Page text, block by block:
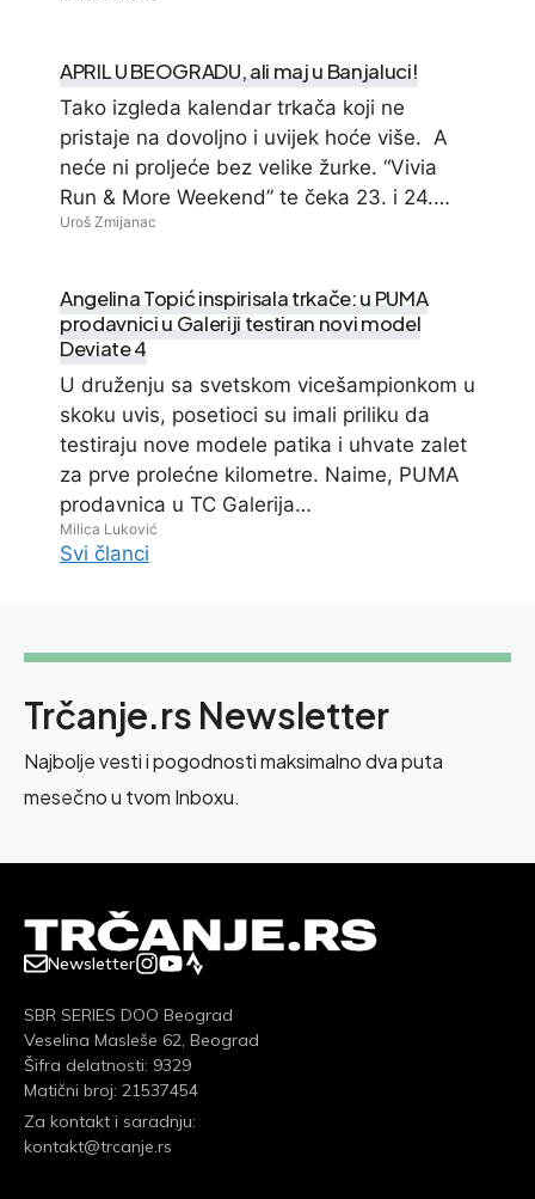
APRIL U BEOGRADU, ali maj u Banjaluci!
Tako izgleda kalendar trkača koji ne
pristaje na dovoljno i uvijek hoće više. A
neće ni proljeće bez velike žurke. “Vivia
Run & More Weekend” te čeka 23. i 24.…
Uroš Zmijanac
Angelina Topić inspirisala trkače: u PUMA
prodavnici u Galeriji testiran novi model
Deviate 4
U druženju sa svetskom vicešampionkom u
skoku uvis, posetioci su imali priliku da
testiraju nove modele patika i uhvate zalet
za prve prolećne kilometre. Naime, PUMA
prodavnica u TC Galerija…
Milica Luković
Svi članci
Trčanje.rs Newsletter
Najbolje vesti i pogodnosti maksimalno dva puta
mesečno u tvom Inboxu.
Newsletter
SBR SERIES DOO Beograd
Veselina Masleše 62, Beograd
Šifra delatnosti: 9329
Matični broj: 21537454
Za kontakt i saradnju:
kontakt@trcanje.rs